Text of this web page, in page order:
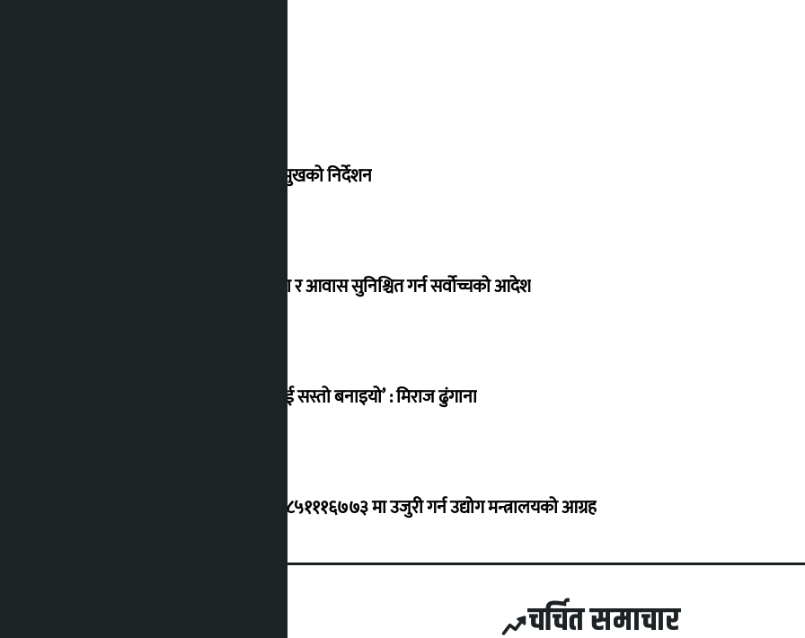
संसद् बैठकमा कालो चस्मा नलगाउन सभामुखको निर्देशन
विस्थापित सुकुम्वासी बालबालिकाको शिक्षा र आवास सुनिश्चित गर्न सर्वोच्चको आदेश
‘सानो घटनामा पनि सडकमा उतारेर सेनालाई सस्तो बनाइयो’ : मिराज ढुंगाना
ग्यासको कृत्रिम अभाव र कालोबजारी भए ९८५१११६७७३ मा उजुरी गर्न उद्योग मन्त्रालयको आग्रह
चर्चित समाचार